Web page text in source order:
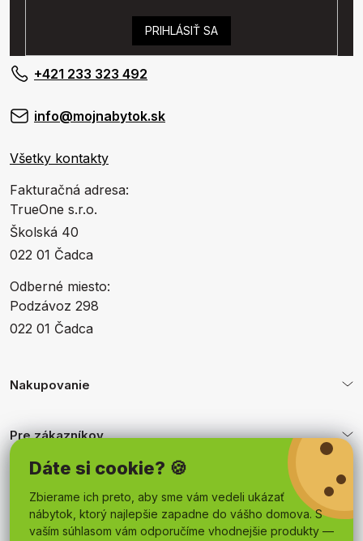
Dáte si cookie? 🍪
Zbierame ich preto, aby sme vám vedeli ukázať
nábytok, ktorý najlepšie zapadne do vášho domova. S
vaším súhlasom vám odporučíme vhodnejšie produkty —
PRIHLÁSIŤ SA
+421 233 323 492
info@mojnabytok.sk
Všetky kontakty
Fakturačná adresa:
TrueOne s.r.o.
Školská 40
022 01 Čadca
Odberné miesto:
Podzávoz 298
022 01 Čadca
Nakupovanie
Pre zákazníkov